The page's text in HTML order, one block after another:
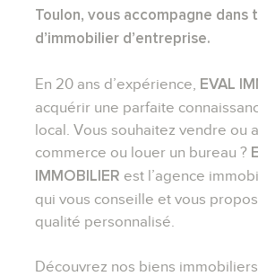
Toulon, vous accompagne dans
d’immobilier d’entreprise.
En 20 ans d’expérience, EVAL
acquérir une parfaite
local. Vous souhaitez vendre ou
commerce ou louer un bureau ?
IMMOBILIER est l’agence
qui vous conseille et vous
qualité personnalisé.
Découvrez nos biens